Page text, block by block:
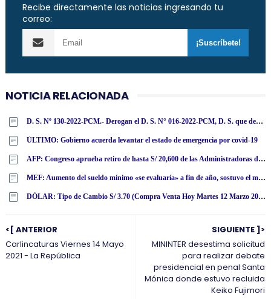
Recibe directamente las noticias ingresando tu
correo:
NOTICIA RELACIONADA
D. S. Nº 130-2022-PCM.- Derogan el D. S. N° 016-2022-PCM, D. S. que declara Estado de Emergencia Nacional por las circunstancias que afectan la vida y salud de las personas como consecuencia de la COVID-19 y establece nuevas medidas para el restablecimiento de la convivencia social, sus prórrogas y modificaciones
ÚLTIMO: Gobierno acuerda levantar el estado de emergencia por covid-19
AFP: Congreso aprueba retiro de hasta S/ 20,600 de las Administradoras de Fondo de Pensiones
MEF: Aumento del sueldo mínimo «se evaluaría» a fin de año, sostuvo el ministro de Economía y Finanzas, José Arista
DÓLAR: Tipo de Cambio S/ 3.70 (Compra Venta Hoy Martes 12 Marzo 2024)
SIGUIENTE ]>
MININTER desestima solicitud
para realizar debate
presidencial en penal Santa
Mónica donde estuvo recluida
Keiko Fujimori
<[ ANTERIOR
Carlincaturas Viernes 14 Mayo
2021 - La República